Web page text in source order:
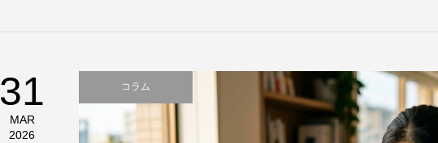
31
MAR
2026
コラム